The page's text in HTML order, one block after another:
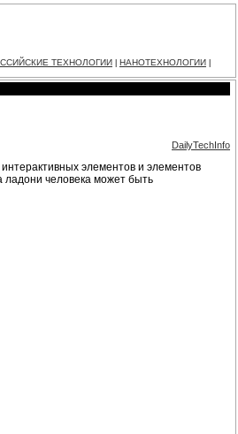
ТЕХНОЛОГИИ НАНОТЕХНОЛОГИИ
DailyTechInfo
элементов и элементов
ладони человека может быть